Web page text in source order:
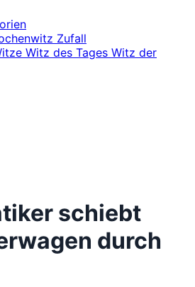
Zufall
Witz des Tages Witz der
schiebt
durch